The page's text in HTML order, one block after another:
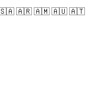
🇦🇷 🇦🇲 🇦🇺 🇦🇹